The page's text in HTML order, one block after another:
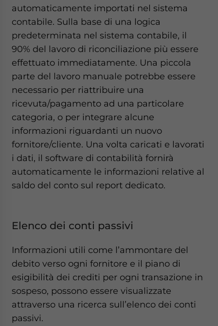
automaticamente importati nel sistema
contabile. Sulla base di una logica
predeterminata nel sistema contabile, il
90% del lavoro di riconciliazione più essere
effettuato immediatamente. Una piccola
parte del lavoro manuale potrebbe essere
necessario per riattribuire una
ricevuta/pagamento ad una particolare
categoria, o per integrare alcune
informazioni riguardanti un nuovo
fornitore/cliente. Una volta caricati e lavorati
i dati, il software di contabilità fornirà
automaticamente le informazioni relative al
saldo del conto sul report dedicato.
Elenco dei conti passivi
Informazioni utili come l’ammontare del
debito verso ogni fornitore e il piano di
esigibilità dei crediti per ogni transazione in
sospeso, possono essere visualizzate
attraverso una ricerca sull’elenco dei conti
passivi.